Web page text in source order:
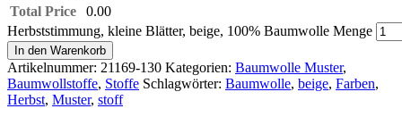
Total Price
0.00
Herbststimmung, kleine Blätter, beige, 100% Baumwolle Menge
In den Warenkorb
Artikelnummer: 21169-130 Kategorien: Baumwolle Muster,
Baumwollstoffe, Stoffe Schlagwörter: Baumwolle, beige, Farben,
Herbst, Muster, stoff